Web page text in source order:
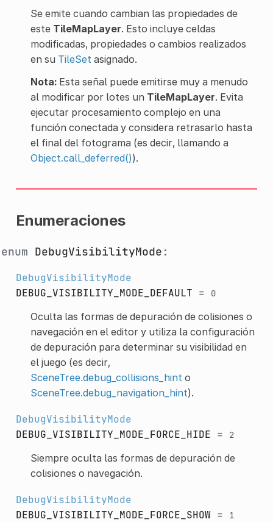
Se emite cuando cambian las propiedades de
este TileMapLayer. Esto incluye celdas
modificadas, propiedades o cambios realizados
en su TileSet asignado.
Nota:Esta señal puede emitirse muy a menudo
al modificar por lotes un TileMapLayer. Evita
ejecutar procesamiento complejo en una
función conectada y considera retrasarlo hasta
el final del fotograma (es decir, llamando a
Object.call_deferred()).
Enumeraciones
enum DebugVisibilityMode :
DebugVisibilityMode
DEBUG_VISIBILITY_MODE_DEFAULT = 0
Oculta las formas de depuración de colisiones o
navegación en el editor y utiliza la configuración
de depuración para determinar su visibilidad en
el juego (es decir,
SceneTree.debug_collisions_hint o
SceneTree.debug_navigation_hint).
DebugVisibilityMode
DEBUG_VISIBILITY_MODE_FORCE_HIDE = 2
Siempre oculta las formas de depuración de
colisiones o navegación.
DebugVisibilityMode
DEBUG_VISIBILITY_MODE_FORCE_SHOW= 1